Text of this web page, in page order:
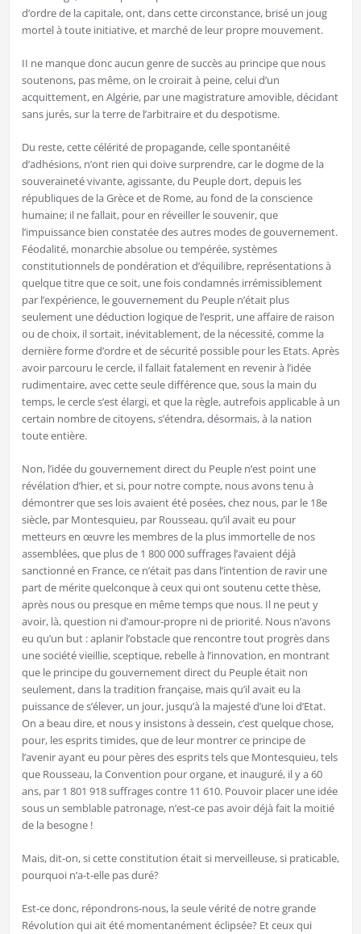
d’ordre de la capitale, ont, dans cette circonstance, brisé un joug
mortel à toute initiative, et marché de leur propre mouvement.
II ne manque donc aucun genre de succès au principe que nous
soutenons, pas même, on le croirait à peine, celui d’un
acquittement, en Algérie, par une magistrature amovible, décidant
sans jurés, sur la terre de l’arbitraire et du despotisme.
Du reste, cette célérité de propagande, celle spontanéité
d’adhésions, n’ont rien qui doive surprendre, car le dogme de la
souveraineté vivante, agissante, du Peuple dort, depuis les
républiques de la Grèce et de Rome, au fond de la conscience
humaine; il ne fallait, pour en réveiller le souvenir, que
l’impuissance bien constatée des autres modes de gouvernement.
Féodalité, monarchie absolue ou tempérée, systèmes
constitutionnels de pondération et d’équilibre, représentations à
quelque titre que ce soit, une fois condamnés irrémissiblement
par l’expérience, le gouvernement du Peuple n’était plus
seulement une déduction logique de l’esprit, une affaire de raison
ou de choix, il sortait, inévitablement, de la nécessité, comme la
dernière forme d’ordre et de sécurité possible pour les Etats. Après
avoir parcouru le cercle, il fallait fatalement en revenir à l’idée
rudimentaire, avec cette seule différence que, sous la main du
temps, le cercle s’est élargi, et que la règle, autrefois applicable à un
certain nombre de citoyens, s’étendra, désormais, à la nation
toute entière.
Non, l’idée du gouvernement direct du Peuple n’est point une
révélation d’hier, et si, pour notre compte, nous avons tenu à
démontrer que ses lois avaient été posées, chez nous, par le 18e
siècle, par Montesquieu, par Rousseau, qu’il avait eu pour
metteurs en œuvre les membres de la plus immortelle de nos
assemblées, que plus de 1 800 000 suffrages l’avaient déjà
sanctionné en France, ce n’était pas dans l’intention de ravir une
part de mérite quelconque à ceux qui ont soutenu cette thèse,
après nous ou presque en même temps que nous. Il ne peut y
avoir, là, question ni d’amour-propre ni de priorité. Nous n’avons
eu qu’un but : aplanir l’obstacle que rencontre tout progrès dans
une société vieillie, sceptique, rebelle à l’innovation, en montrant
que le principe du gouvernement direct du Peuple était non
seulement, dans la tradition française, mais qu’il avait eu la
puissance de s’élever, un jour, jusqu’à la majesté d’une loi d’Etat.
On a beau dire, et nous y insistons à dessein, c’est quelque chose,
pour, les esprits timides, que de leur montrer ce principe de
l’avenir ayant eu pour pères des esprits tels que Montesquieu, tels
que Rousseau, la Convention pour organe, et inauguré, il y a 60
ans, par 1 801 918 suffrages contre 11 610. Pouvoir placer une idée
sous un semblable patronage, n’est-ce pas avoir déjà fait la moitié
de la besogne !
Mais, dit-on, si cette constitution était si merveilleuse, si praticable,
pourquoi n’a-t-elle pas duré?
Est-ce donc, répondrons-nous, la seule vérité de notre grande
Révolution qui ait été momentanément éclipsée? Et ceux qui